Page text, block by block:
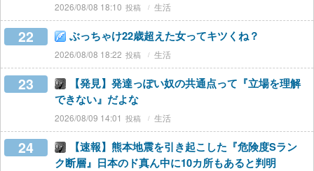
2026/08/08 18:10 生活
22 ぶっちゃけ22歳超えた女ってキツくね？
2026/08/08 18:22 生活
23
【発見】発達っぽい奴の共通点って『立場を理解
できない』だよな
2026/08/09 14:01 生活
24
【速報】熊本地震を引き起こした『危険度Sラン
ク断層』日本のド真ん中に10カ所もあると判明